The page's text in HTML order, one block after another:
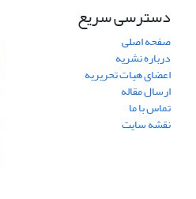
دسترسی سریع
صفحه اصلی
درباره نشریه
اعضای هیات تحریریه
ارسال مقاله
تماس با ما
نقشه سایت